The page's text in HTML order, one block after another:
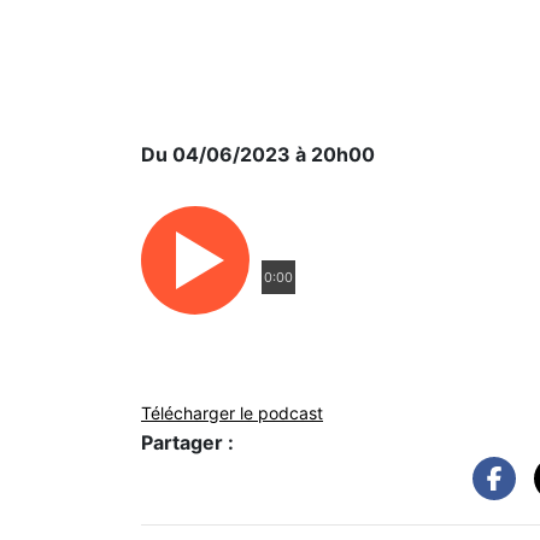
Du 04/06/2023 à 20h00
0:00
Télécharger le podcast
Partager :